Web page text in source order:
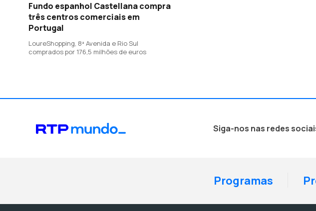
Fundo espanhol Castellana compra
três centros comerciais em
Portugal
LoureShopping, 8ª Avenida e Rio Sul
comprados por 176,5 milhões de euros
Siga-nos nas redes
Programas